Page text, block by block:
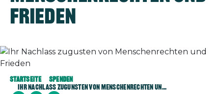
Frieden
Bild
Startseite
Spenden
Ihr Nachlass Zugunsten von Menschenrechten un...